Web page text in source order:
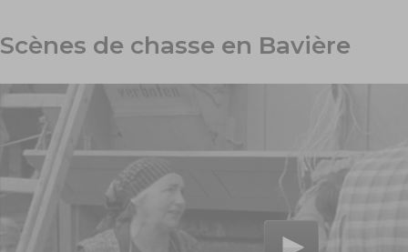
Scènes de chasse en Bavière